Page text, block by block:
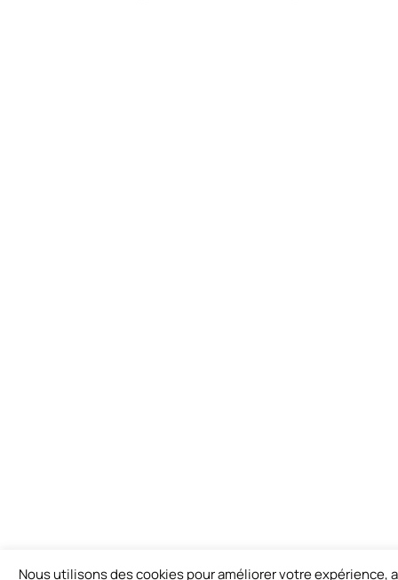
Nous utilisons des cookies pour améliorer votre expérience,